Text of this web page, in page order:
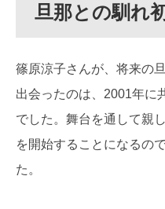
旦那との馴れ
篠原涼子さんが、将来の
出会ったのは、2001年に
でした。舞台を通して親
を開始することになるの
た。